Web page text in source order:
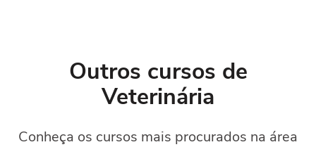
Outros cursos de
Veterinária
Conheça os cursos mais procurados na área